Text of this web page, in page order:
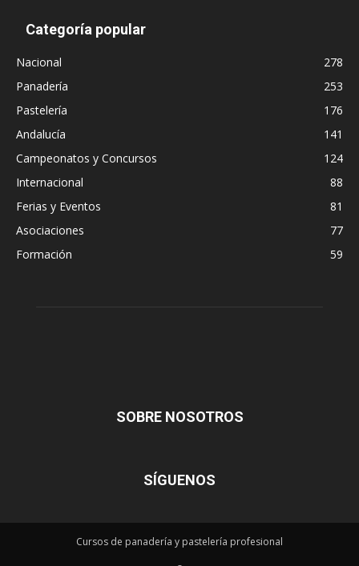
Categoría popular
Nacional
278
Panadería
253
Pastelería
176
Andalucía
141
Campeonatos y Concursos
124
Internacional
88
Ferias y Eventos
81
Asociaciones
77
Formación
59
SOBRE NOSOTROS
SÍGUENOS
Cursos de panadería y pastelería profesional